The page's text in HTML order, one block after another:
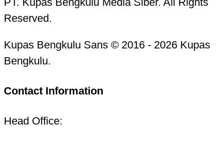
Reserved.
Kupas Bengkulu Sans © 2016 - 2026 Kupas
Bengkulu.
Contact Information
Head Office: